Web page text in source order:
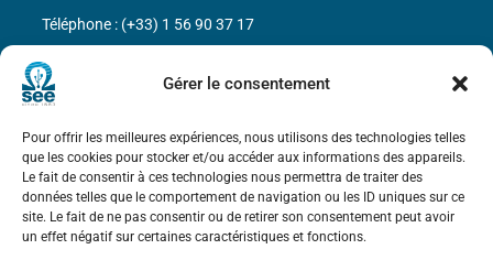
Gérer le consentement
Pour offrir les meilleures expériences, nous utilisons des technologies telles
que les cookies pour stocker et/ou accéder aux informations des appareils.
Le fait de consentir à ces technologies nous permettra de traiter des
données telles que le comportement de navigation ou les ID uniques sur ce
site. Le fait de ne pas consentir ou de retirer son consentement peut avoir
un effet négatif sur certaines caractéristiques et fonctions.
Bicentenaire des découvertes d’André-
Marie Ampère
Mentions légales
Téléphone : (+33) 1 56 90 37 17
N° de SIREN : 785 393 232, Code APE : 9412Z TVA intra-
communautaire : FR44 785 393 232